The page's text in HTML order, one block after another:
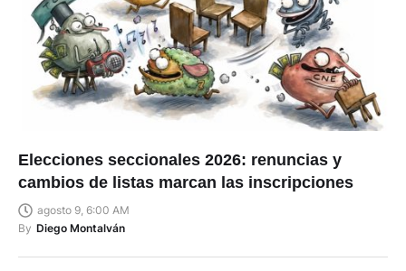
Elecciones seccionales 2026: renuncias y
cambios de listas marcan las inscripciones
agosto 9, 6:00 AM
By Diego Montalván